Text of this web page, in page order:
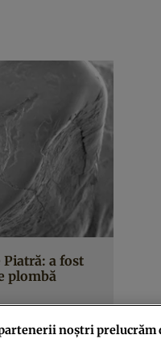
Piatră: a fost
plombă
noștri prelucrăm